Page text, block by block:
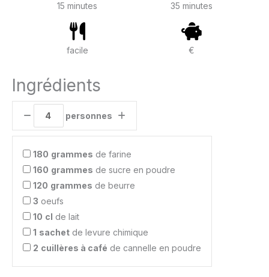
15 minutes 35 minutes
facile €
Ingrédients
personnes
180 grammes de farine
160 grammes de sucre en poudre
120 grammes de beurre
3 oeufs
10 cl de lait
1 sachet de levure chimique
2 cuillères à café de cannelle en poudre